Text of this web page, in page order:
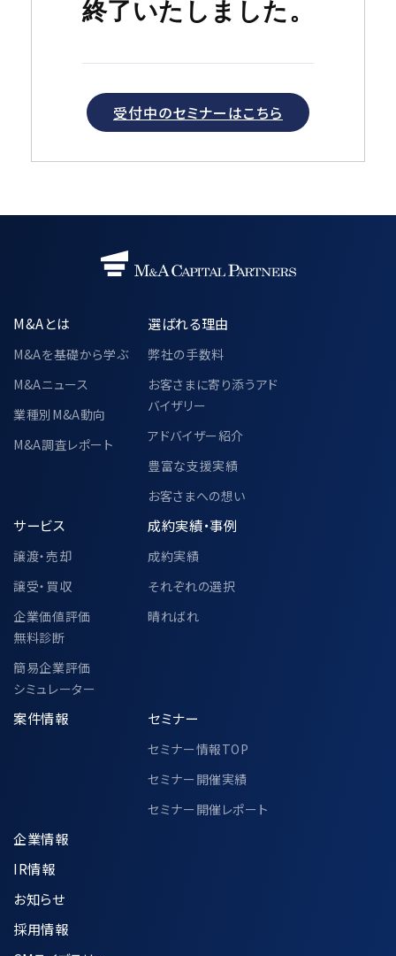
終了いたしました。
受付中のセミナーはこちら
M&Aとは
M&Aを基礎から学ぶ
M&Aニュース
業種別M&A動向
M&A調査レポート
選ばれる理由
弊社の手数料
お客さまに寄り添うアド
バイザリー
アドバイザー紹介
豊富な支援実績
お客さまへの想い
サービス
譲渡・売却
譲受・買収
企業価値評価
無料診断
簡易企業評価
シミュレーター
成約実績・事例
成約実績
それぞれの選択
晴ればれ
案件情報 セミナー
セミナー情報TOP
セミナー開催実績
セミナー開催レポート
企業情報
IR情報
お知らせ
採用情報